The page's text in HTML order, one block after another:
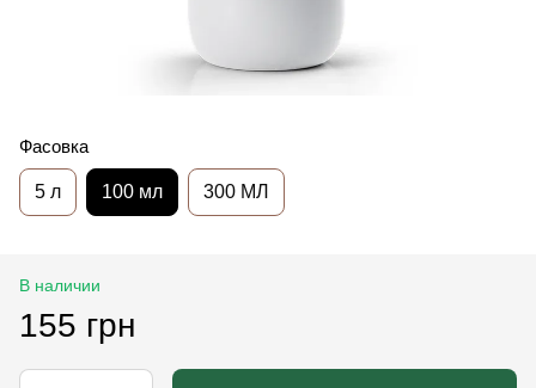
Фасовка
5 л 100 мл 300 МЛ
В наличии
155 грн